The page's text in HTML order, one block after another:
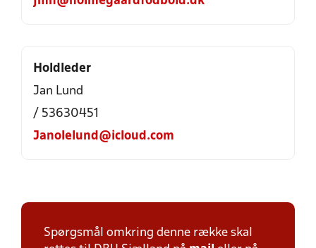
Holdleder
Jan Lund
/ 53630451
Janolelund@icloud.com
Spørgsmål omkring denne række skal